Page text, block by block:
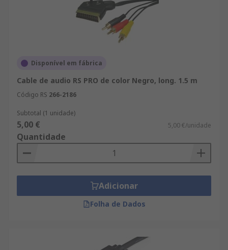
Disponível em fábrica
Cable de audio RS PRO de color Negro, long. 1.5 m
Código RS 266-2186
Subtotal (1 unidade)
5,00 € 5,00 €/unidade
Quantidade
Adicionar
Folha de Dados